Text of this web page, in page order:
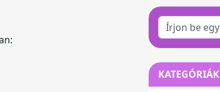
KATEGÓRIÁK